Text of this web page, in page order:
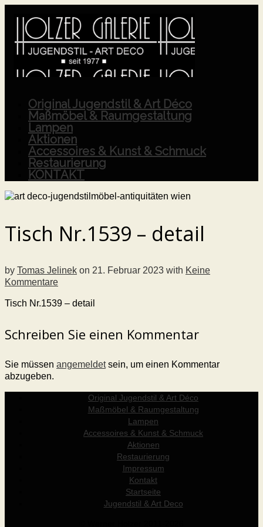
Original Jugendstil & Art Déco
Maßmöbel & Raumgestaltung
Lampen
Aktionen
Accessoires & Kunst & Schmuck
Restaurierung
KONTAKT
Tisch Nr.1539 – detail
by Tomas Jelinek on 21. Februar 2023 with Keine
Kommentare
Tisch Nr.1539 – detail
Schreiben Sie einen Kommentar
Sie müssen angemeldetsein, um einen Kommentar
abzugeben.
Original Jugendstil & Art Déco
Maßmöbel & Raumgestaltung
Lampen
Accessoires & Kunst & Schmuck
Aktionen
Restaurierung
Impressum
Kontakt
Startseite
Jugendstil & Art Deco